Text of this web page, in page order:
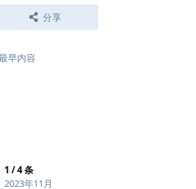
分享
早内容
1 /4条
2023年11月